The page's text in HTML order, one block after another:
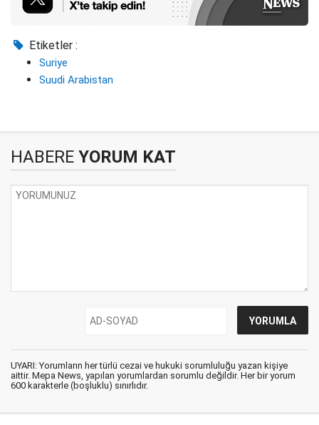
Etiketler :
Suriye
Suudi Arabistan
HABERE YORUM KAT
UYARI: Yorumların her türlü cezai ve hukuki sorumluluğu yazan kişiye
aittir. Mepa News, yapılan yorumlardan sorumlu değildir. Her bir yorum
600 karakterle (boşluklu) sınırlıdır.